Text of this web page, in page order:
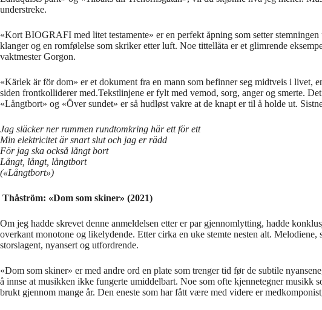
understreke.
«Kort BIOGRAFI med litet testamente» er en perfekt åpning som setter
klanger og en romfølelse som skriker etter luft. Noe tittellåta er et glimrende
vaktmester Gorgon.
«Kärlek är för dom» er et dokument fra en mann som befinner seg midtveis i livet,
siden frontkolliderer med.Tekstlinjene er fylt med vemod, sorg, anger og smerte.
«Långtbort» og «Över sundet» er så hudløst vakre at de knapt er til å holde ut.
Jag släcker ner rummen rundtomkring här ett för ett
Min elektricitet är snart slut och jag er rädd
För jag ska också långt bort
Långt, långt, långtbort
(«Långtbort»)
Thåström: «Dom som skiner» (2021)
Om jeg hadde skrevet denne anmeldelsen etter er par gjennomlytting, hadde
overkant monotone og likelydende. Etter cirka en uke stemte nesten alt.
storslagent, nyansert og utfordrende.
«Dom som skiner» er med andre ord en plate som trenger tid før de subtile
å innse at musikken ikke fungerte umiddelbart. Noe som ofte kjennetegner musikk
brukt gjennom mange år. Den eneste som har fått være med videre er